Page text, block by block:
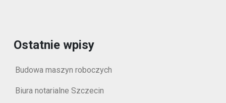
Ostatnie wpisy
Budowa maszyn roboczych
Biura notarialne Szczecin